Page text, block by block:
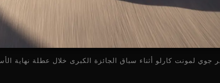
جوي لمونت كارلو أثناء سباق الجائزة الكبرى خلال عطلة نهاية